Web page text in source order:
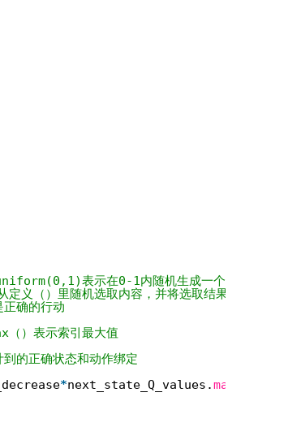
表示在0-1内随机生成一个随机数，
义（）里随机选取内容，并将选取结果放入赋值
确的行动
（）表示索引最大值
的正确状态和动作绑定
*next_state_Q_values.max